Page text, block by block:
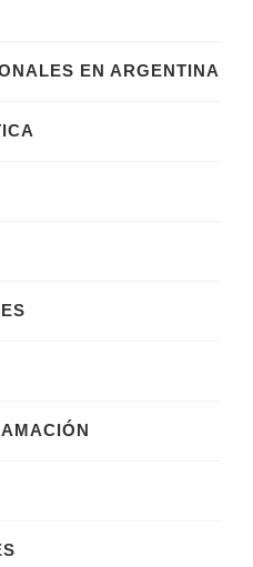
EN ARGENTINA